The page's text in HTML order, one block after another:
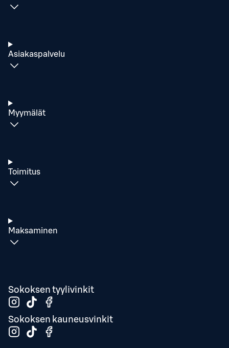
Asiakaspalvelu
Myymälät
Toimitus
Maksaminen
Sokoksen tyylivinkit
Sokoksen kauneusvinkit